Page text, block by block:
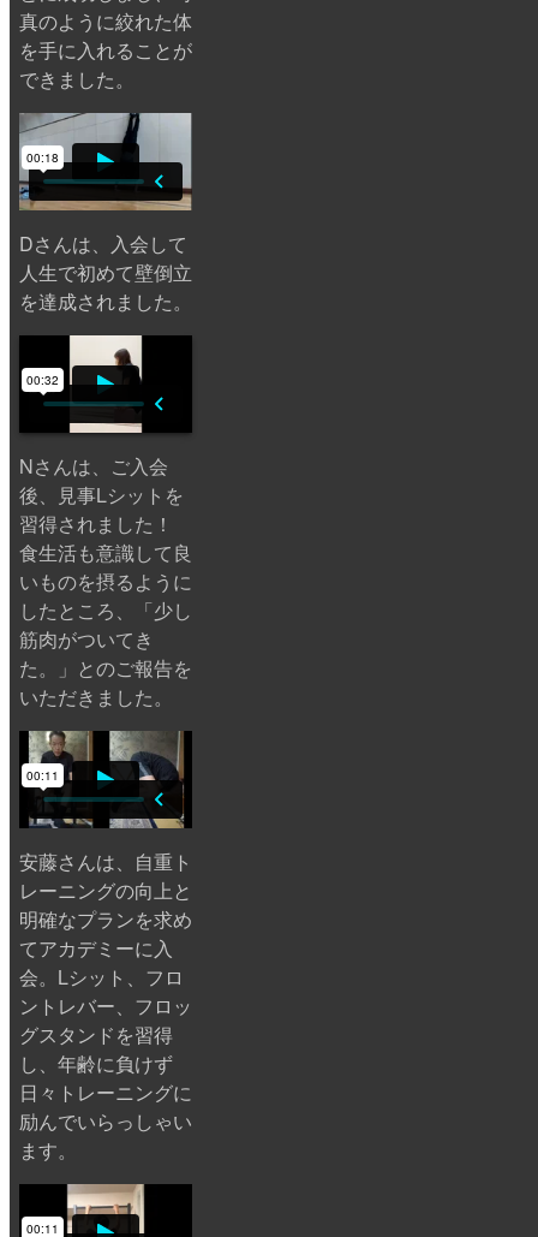
真のように絞れた体
を手に入れることが
できました。
Dさんは、入会して
人生で初めて壁倒立
を達成されました。
Nさんは、ご入会
後、見事Lシットを
習得されました！
食生活も意識して良
いものを摂るように
したところ、「少し
筋肉がついてき
た。」とのご報告を
いただきました。
安藤さんは、自重ト
レーニングの向上と
明確なプランを求め
てアカデミーに入
会。Lシット、フロ
ントレバー、フロッ
グスタンドを習得
し、年齢に負けず
日々トレーニングに
励んでいらっしゃい
ます。